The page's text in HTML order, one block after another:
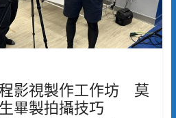
影視製作工作坊 莫
畢製拍攝技巧